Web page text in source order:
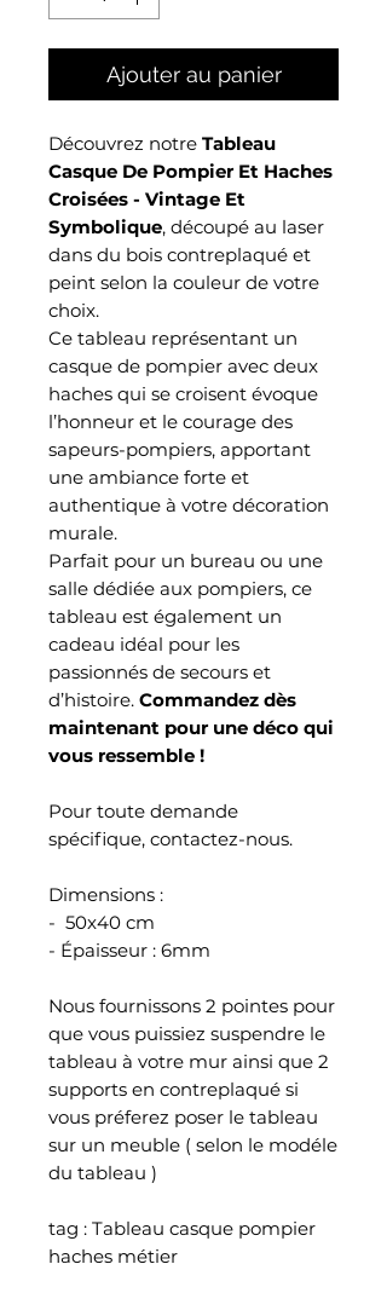
Ajouter au panier
Découvrez notre Tableau
Casque De Pompier Et Haches
Croisées - Vintage Et
Symbolique, découpé au laser
dans du bois contreplaqué et
peint selon la couleur de votre
choix.
Ce tableau représentant un
casque de pompier avec deux
haches qui se croisent évoque
l’honneur et le courage des
sapeurs-pompiers, apportant
une ambiance forte et
authentique à votre décoration
murale.
Parfait pour un bureau ou une
salle dédiée aux pompiers, ce
tableau est également un
cadeau idéal pour les
passionnés de secours et
d’histoire. Commandez dès
maintenant pour une déco qui
vous ressemble !
Pour toute demande
spécifique, contactez-nous.
Dimensions :
- 50x40 cm
- Épaisseur : 6mm
Nous fournissons 2 pointes pour
que vous puissiez suspendre le
tableau à votre mur ainsi que 2
supports en contreplaqué si
vous préferez poser le tableau
sur un meuble ( selon le modéle
du tableau )
tag : Tableau casque pompier
haches métier